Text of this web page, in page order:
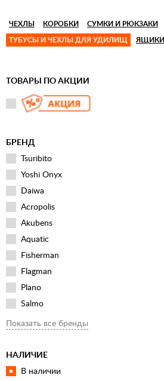
ЧЕХЛЫ КОРОБКИ СУМКИ И РЮКЗАКИ
ТУБУСЫ И ЧЕХЛЫ ДЛЯ УДИЛИЩ ЯЩИКИ
ТОВАРЫ ПО АКЦИИ
БРЕНД
Tsuribito
Yoshi Onyx
Daiwa
Acropolis
Akubens
Aquatic
Fisherman
Flagman
Plano
Salmo
Spro
Показать все бренды
НАЛИЧИЕ
В наличии